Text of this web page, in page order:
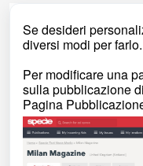
Se desideri
diversi modi per farlo.
Per modificare una
sulla pubblicazione
Pagina